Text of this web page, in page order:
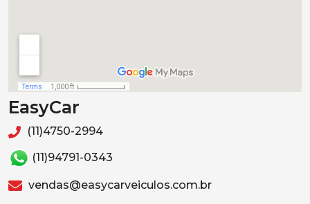
EasyCar
(11)4750-2994
(11)94791-0343
vendas@easycarveiculos.com.br